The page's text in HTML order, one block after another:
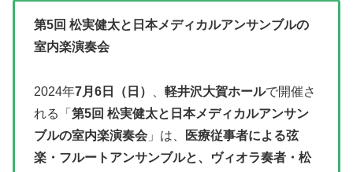
第5回 松実健太と日本メディカルアンサンブルの
室内楽演奏会
2024年7月6日（日） 軽井沢大賀ホールで開催さ
れる「 第5回 松実健太と日本メディカルアンサン
ブルの室内楽演奏会 」は、
医療従事者による弦
楽・フルートアンサンブルと、ヴィオラ奏者・松